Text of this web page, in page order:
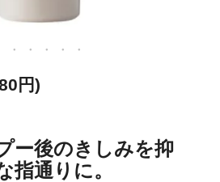
円)
ー後のきしみを抑
指通りに。